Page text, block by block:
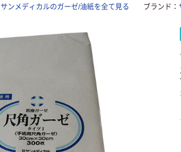
サンメディカルのガーゼ/油紙を全て見る ブランド